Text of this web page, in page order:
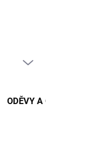
ODĚVY A OCHRANA